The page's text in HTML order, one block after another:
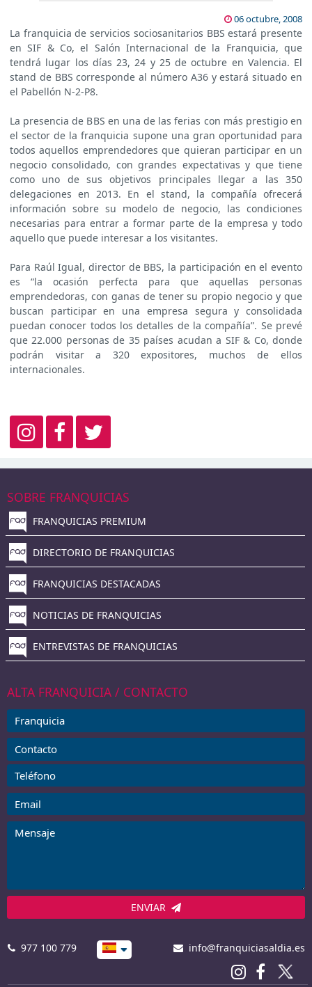
06 octubre, 2008
La franquicia de servicios sociosanitarios BBS estará presente
en SIF & Co, el Salón Internacional de la Franquicia, que
tendrá lugar los días 23, 24 y 25 de octubre en Valencia. El
stand de BBS corresponde al número A36 y estará situado en
el Pabellón N-2-P8.
La presencia de BBS en una de las ferias con más prestigio en
el sector de la franquicia supone una gran oportunidad para
todos aquellos emprendedores que quieran participar en un
negocio consolidado, con grandes expectativas y que tiene
como uno de sus objetivos principales llegar a las 350
delegaciones en 2013. En el stand, la compañía ofrecerá
información sobre su modelo de negocio, las condiciones
necesarias para entrar a formar parte de la empresa y todo
aquello que puede interesar a los visitantes.
Para Raúl Igual, director de BBS, la participación en el evento
es “la ocasión perfecta para que aquellas personas
emprendedoras, con ganas de tener su propio negocio y que
buscan participar en una empresa segura y consolidada
puedan conocer todos los detalles de la compañía”. Se prevé
que 22.000 personas de 35 países acudan a SIF & Co, donde
podrán visitar a 320 expositores, muchos de ellos
internacionales.
SOBRE FRANQUICIAS
FRANQUICIAS PREMIUM
DIRECTORIO DE FRANQUICIAS
FRANQUICIAS DESTACADAS
NOTICIAS DE FRANQUICIAS
ENTREVISTAS DE FRANQUICIAS
ALTA FRANQUICIA / CONTACTO
ENVIAR
977 100 779 info@franquiciasaldia.es